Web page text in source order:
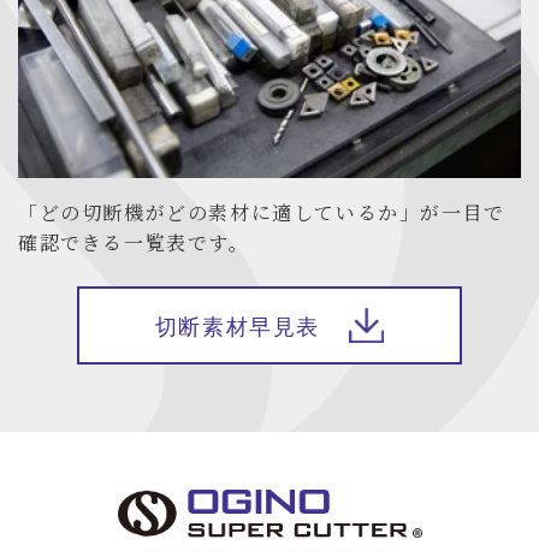
「どの切断機がどの素材に適しているか」が一目で
確認できる一覧表です。
切断素材早見表